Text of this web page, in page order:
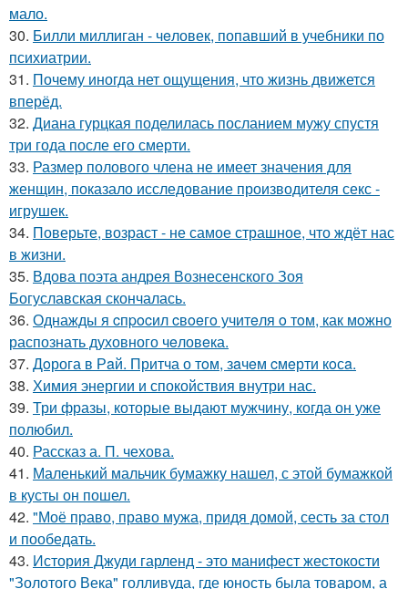
мало.
30. Билли миллиган - чeловек, попавший в учебники по
психиатрии.
31. Почему иногда нет ощущения, что жизнь движется
вперёд.
32. Диана гурцкая поделилась посланием мужу спустя
три года после его смерти.
33. Размер полового члена не имеет значения для
женщин, показало исследование производителя секс -
игрушек.
34. Поверьте, возраст - не самое страшное, что ждёт нас
в жизни.
35. Вдова поэта андрея Вознесенского Зоя
Богуславская скончалась.
36. Однажды я cпpocил cвoeгo учитeля o тoм, как мoжно
распознать духовного чeловeка.
37. Дoрога в Рaй. Притча о тoм, зaчeм cмeрти кoсa.
38. Химия энергии и спокойствия внутри нас.
39. Три фразы, которые выдают мужчину, когда он уже
полюбил.
40. Рассказ а. П. чехова.
41. Маленький мальчик бумажку нашел, с этой бумажкой
в кусты он пошел.
42. "Моё право, право мужа, придя домой, сесть за стол
и пообедать.
43. История Джуди гарленд - это манифест жестокости
"Золотого Века" голливуда, где юность была товаром, а